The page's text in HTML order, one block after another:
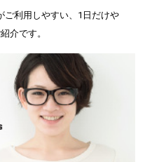
ご利用しやすい、1日だけや
介です。